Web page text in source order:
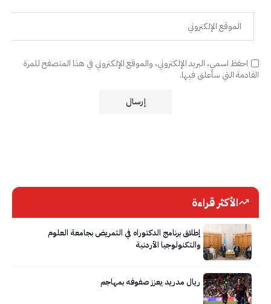
احفظ اسمي، البريد الإلكتروني، والموقع الإلكتروني في هذا المتصفح للمرة
القادمة التي سأعلق فيها.
الأكثر قراءة
إطلاق برنامج الدكتوراه في التمريض بجامعة العلوم
والتكنولوجيا الأردنية
ريال مدريد يعزز صفوفه بمهاجم